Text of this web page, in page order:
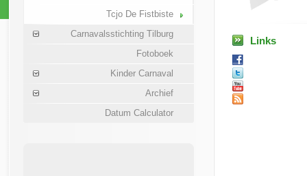
Tcjo De Fistbiste
Carnavalsstichting Tilburg
Fotoboek
Kinder Carnaval
Archief
Datum Calculator
Links